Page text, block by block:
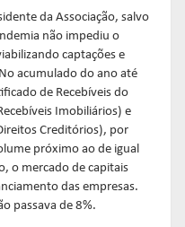
da Associação, salvo
não impediu o
captações e
acumulado do ano até
de Recebíveis do
Imobiliários) e
Creditórios), por
próximo ao de igual
o mercado de capitais
das empresas.
passava de 8%.